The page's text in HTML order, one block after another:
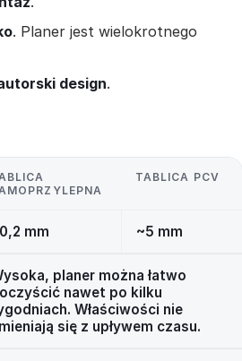
. Planer jest wielokrotnego
design.
TABLICA PCV
mm ~5 mm
planer można łatwo
nawet po kilku
Właściwości nie
się z upływem czasu.